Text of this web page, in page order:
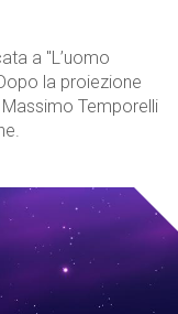
a "L’uomo
la proiezione
Temporelli